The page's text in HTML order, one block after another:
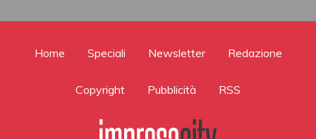
Home Speciali Newsletter Redazione
Copyright Pubblicità RSS